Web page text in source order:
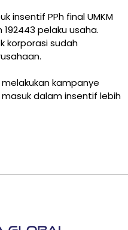
insentif PPh final UMKM
pelaku usaha.
korporasi sudah
kampanye
dalam insentif lebih